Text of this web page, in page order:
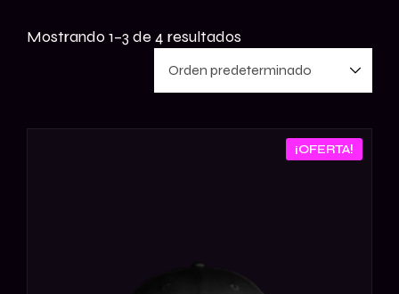
Mostrando 1–3 de 4 resultados
¡OFERTA!